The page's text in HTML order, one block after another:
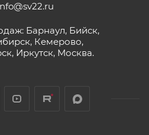
Барнаул, Бийск,
Кемерово,
Иркутск, Москва.